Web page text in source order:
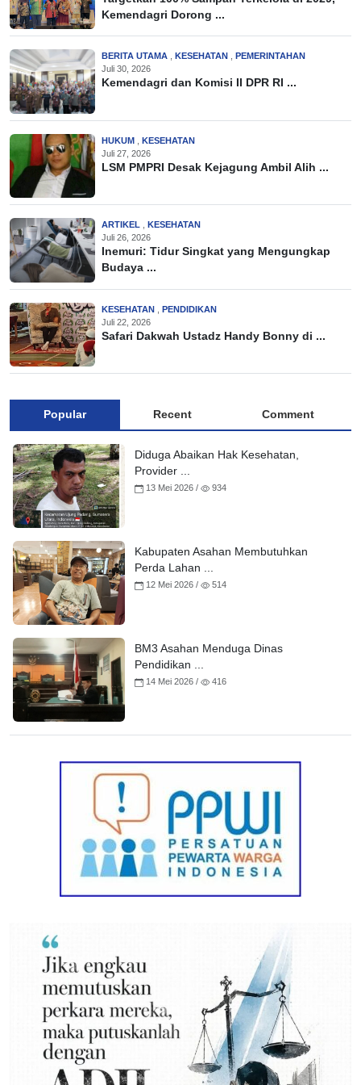
Kemendagri Dorong ...
BERITA UTAMA KESEHATAN
PEMERINTAHAN
Juli 30, 2026
Kemendagri dan Komisi II DPR RI ...
HUKUM
KESEHATAN
Juli 27, 2026
LSM PMPRI Desak Kejagung Ambil Alih ...
ARTIKEL
KESEHATAN
Juli 26, 2026
Inemuri: Tidur Singkat yang Mengungkap
Budaya ...
KESEHATAN
PENDIDIKAN
Juli 22, 2026
Safari Dakwah Ustadz Handy Bonny di ...
Popular Recent Comment
Diduga Abaikan Hak Kesehatan,
Provider ...
13 Mei 2026 / 934
Kabupaten Asahan Membutuhkan
Perda Lahan ...
12 Mei 2026 / 514
BM3 Asahan Menduga Dinas
Pendidikan ...
14 Mei 2026 / 416